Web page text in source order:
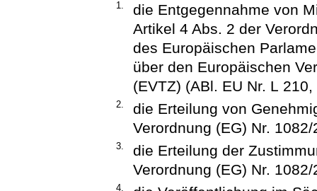
1.
die Entgegennahme von
Artikel 4 Abs. 2 der
des Europäischen
über den Europäischen
(EVTZ) (ABl. EU Nr. L
2.
die Erteilung von
Verordnung (EG) Nr. 1082/
3.
die Erteilung der
Verordnung (EG) Nr. 1082/
4.